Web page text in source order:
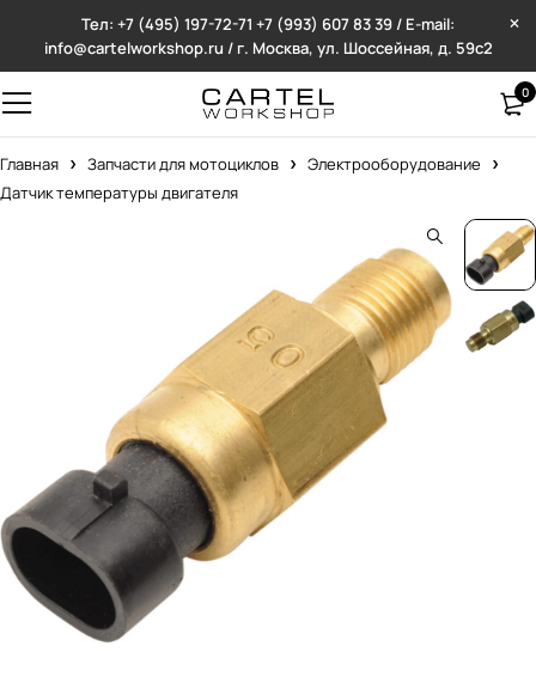
Тел: +7 (495) 197-72-71 +7 (993) 607 83 39 / E-mail:
info@cartelworkshop.ru / г. Москва, ул. Шоссейная, д. 59с2
0
Главная Запчасти для мотоциклов
Электрооборудование
Датчик температуры двигателя